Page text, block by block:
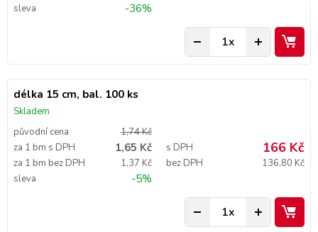
sleva
-36%
délka 15 cm, bal. 100 ks
Skladem
původní cena
1,74 Kč
za 1 bm s DPH
1,65 Kč
za 1 bm bez DPH
1,37 Kč
sleva
-5%
s DPH 166 Kč
bez DPH 136,80 Kč